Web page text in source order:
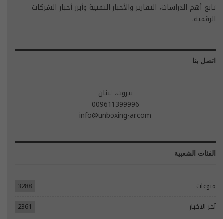
تابع أهم الدراسات، التقارير والأخبار التقنية وأبرز أخبار الشركات
الرقمية.
اتصل بنا
بيروت، لبنان
009611399996
info@unboxing-ar.com
الفئات الشعبية
منوعات
3288
آخر الاخبار
2361